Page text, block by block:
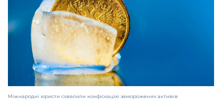
Міжнародні юристи схвалили конфіскацію заморожених активів